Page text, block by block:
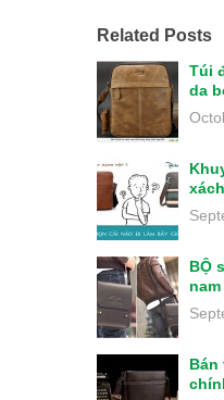
Related Posts
Túi
da
BỘ
Bán